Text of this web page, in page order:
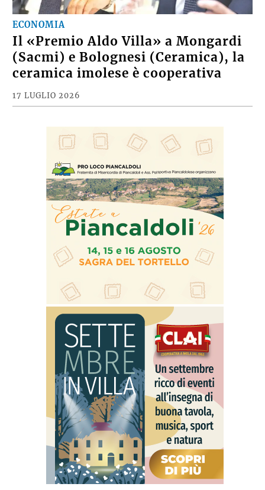
ECONOMIA
Il «Premio Aldo Villa» a Mongardi
(Sacmi) e Bolognesi (Ceramica), la
ceramica imolese è cooperativa
17 LUGLIO 2026